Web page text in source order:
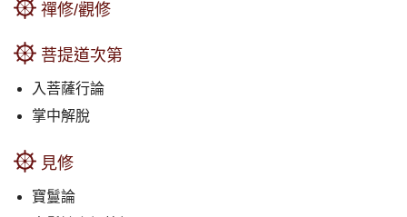
禪修/觀修
菩提道次第
入菩薩行論
掌中解脫
見修
寶鬘論